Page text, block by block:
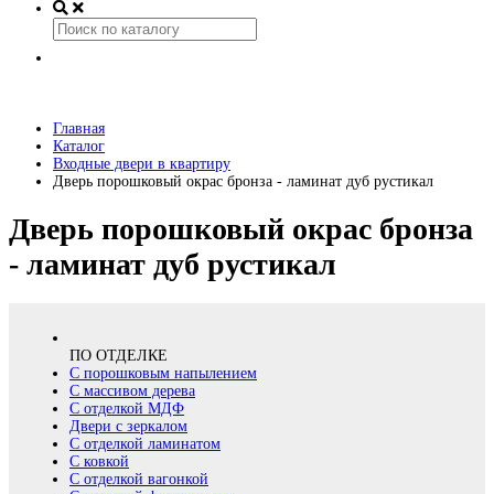
Главная
Каталог
Входные двери в квартиру
Дверь порошковый окрас бронза - ламинат дуб рустикал
Дверь порошковый окрас бронза
- ламинат дуб рустикал
ПО ОТДЕЛКЕ
С порошковым напылением
С массивом дерева
С отделкой МДФ
Двери с зеркалом
С отделкой ламинатом
С ковкой
С отделкой вагонкой